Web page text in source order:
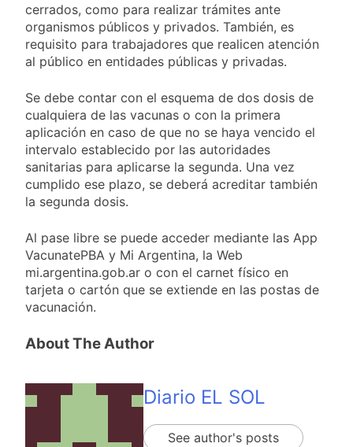
Quilmes recibe a
Almagro con la mira
puesta en el Reducido
21 Horas Atrás
La crisis económica
templos: casi la
mitad de quienes
buscan ayuda pide
alimentos, dinero o
trabajo
1 Día Atrás
Economía en dos
velocidades
2 Días Atrás
Lionel Messi llegará a
Rosario para
padre de Lionel
Messi, a los 68 años
2 Días Atrás
Thiago Medina fue
imputado
contra el Gobierno
cerrados, como para realizar trámites ante
organismos públicos y privados. También, es
requisito para trabajadores que realicen atención
al público en entidades públicas y privadas.
Se debe contar con el esquema de dos dosis de
cualquiera de las vacunas o con la primera
aplicación en caso de que no se haya vencido el
intervalo establecido por las autoridades
sanitarias para aplicarse la segunda. Una vez
cumplido ese plazo, se deberá acreditar también
la segunda dosis.
Al pase libre se puede acceder mediante las App
VacunatePBA y Mi Argentina, la Web
mi.argentina.gob.ar o con el carnet físico en
tarjeta o cartón que se extiende en las postas de
vacunación.
About The Author
Diario EL SOL
See author's posts